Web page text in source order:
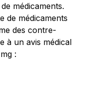
médicaments.
de médicaments
des contre-
à un avis médical
: